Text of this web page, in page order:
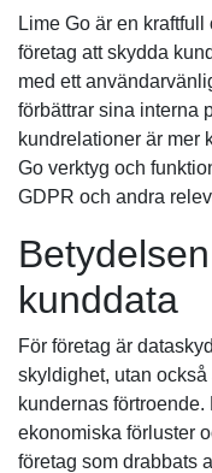
Lime Go är en
företag att skydda
med ett
förbättrar sina interna
kundrelationer är mer
Go verktyg och
GDPR och andra
kunddata
För företag är
skyldighet, utan
kundernas förtroende.
ekonomiska förluster
företag som drabbats